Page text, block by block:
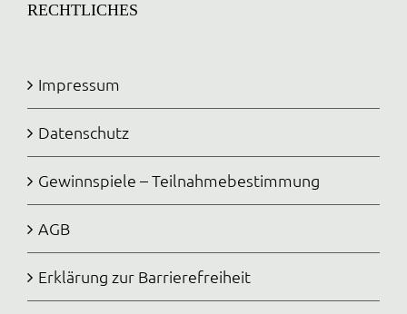
RECHTLICHES
Impressum
Datenschutz
Gewinnspiele – Teilnahmebestimmung
AGB
Erklärung zur Barrierefreiheit